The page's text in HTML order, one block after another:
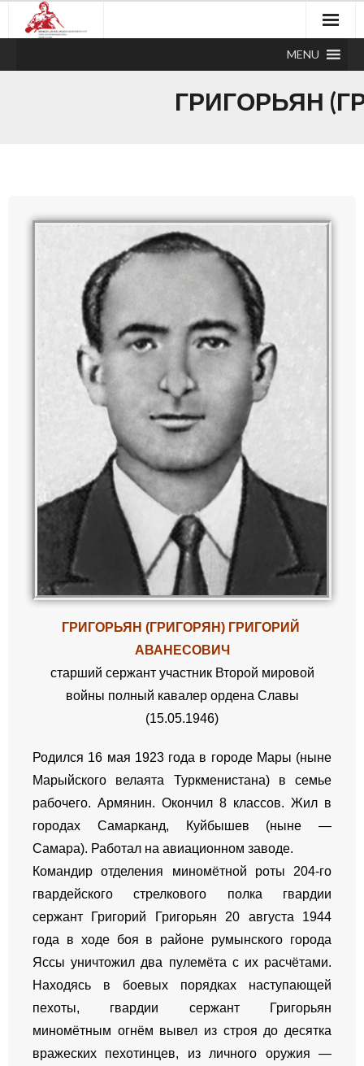
MENU
ГРИГОРЬЯН
ГРИГОРЬЯН (ГРИГОРЯН) ГРИГОРИЙ
АВАНЕСОВИЧ
старший сержант участник Второй мировой
войны полный кавалер ордена Славы
(15.05.1946)
Родился 16 мая 1923 года в городе Мары (ныне
Марыйского велаята Туркменистана) в семье
рабочего. Армянин. Окончил 8 классов. Жил в
городах Самарканд, Куйбышев (ныне —
Самара). Работал на авиационном заводе.
Командир отделения миномётной роты 204-го
гвардейского стрелкового полка гвардии
сержант Григорий Григорьян 20 августа 1944
года в ходе боя в районе румынского города
Яссы уничтожил два пулемёта с их расчётами.
Находясь в боевых порядках наступающей
пехоты, гвардии сержант Григорьян
миномётным огнём вывел из строя до десятка
вражеских пехотинцев, из личного оружия —